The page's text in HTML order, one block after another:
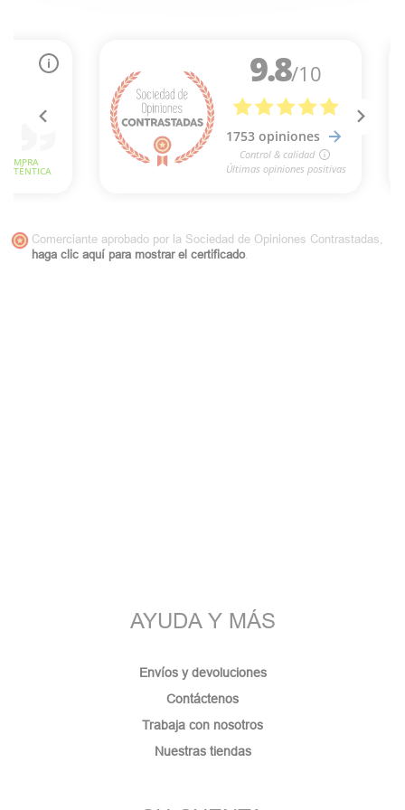
Comerciante aprobado por la Sociedad de Opiniones Contrastadas,
haga clic aquí para mostrar el certificado.
AYUDA Y MÁS
Envíos y devoluciones
Contáctenos
Trabaja con nosotros
Nuestras tiendas